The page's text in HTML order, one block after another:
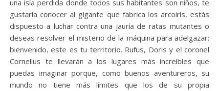
una isla perdida donde todos sus habitantes son niños, te
gustaría conocer al gigante que fabrica los arcoiris, estás
dispuesto a luchar contra una jauría de ratas mutantes o
deseas resolver el misterio de la máquina para adelgazar;
bienvenido, este es tu territorio. Rufus, Doris y el coronel
Cornelius te llevarán a los lugares más increíbles que
puedas imaginar porque, como buenos aventureros, su
mundo no tiene más límites que los de su propia